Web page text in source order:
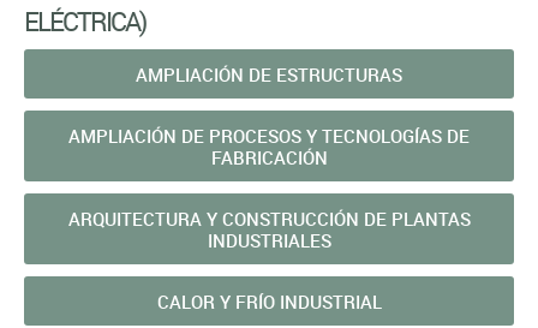
ELÉCTRICA)
AMPLIACIÓN DE ESTRUCTURAS
AMPLIACIÓN DE PROCESOS Y TECNOLOGÍAS DE
FABRICACIÓN
ARQUITECTURA Y CONSTRUCCIÓN DE PLANTAS
INDUSTRIALES
CALOR Y FRÍO INDUSTRIAL